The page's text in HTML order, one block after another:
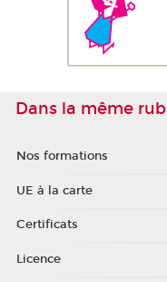
Dans la même
Nos formations
UE à la carte
Certificats
Licence